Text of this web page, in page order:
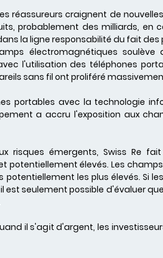
réassureurs craignent de
probablement des milliards,
la ligne responsabilité du fait
électromagnétiques
l'utilisation des téléphones
sans fil ont proliféré
portables avec la technologie
a accru l'exposition aux
risques émergents, Swiss Re
potentiellement élevés. Les
les plus élevés. Si
est seulement possible d'évaluer
il s'agit d'argent, les